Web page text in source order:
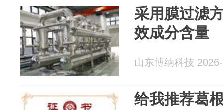
采用膜过滤
效成分含量
山东博纳科技
给我推荐葛